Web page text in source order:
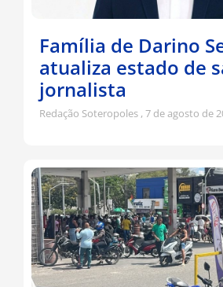
Família de Darino
atualiza estado de
jornalista
Redação Soteropoles 7 de agosto de